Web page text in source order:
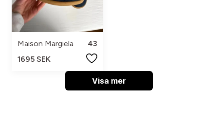
Maison Margiela
43
1695 SEK
Visa mer